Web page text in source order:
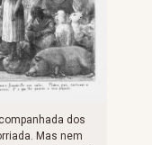
dos
Mas nem